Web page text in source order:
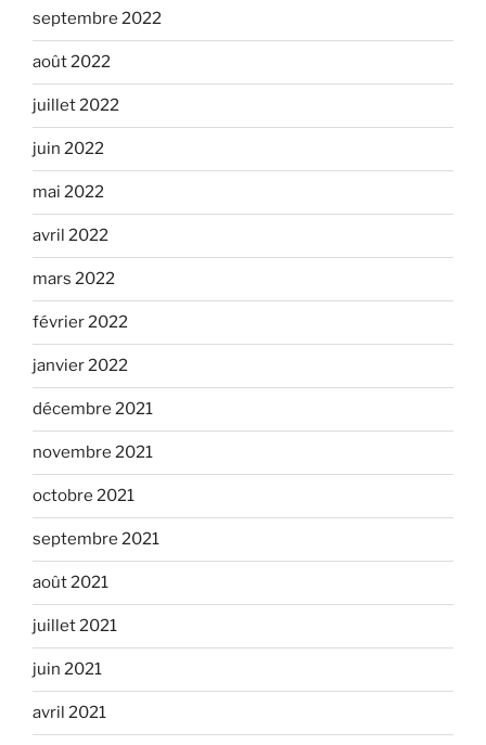
septembre 2022
août 2022
juillet 2022
juin 2022
mai 2022
avril 2022
mars 2022
février 2022
janvier 2022
décembre 2021
novembre 2021
octobre 2021
septembre 2021
août 2021
juillet 2021
juin 2021
avril 2021